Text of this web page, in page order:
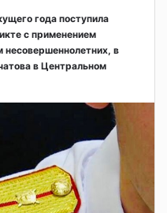
года поступила
с применением
несовершеннолетних, в
в Центральном